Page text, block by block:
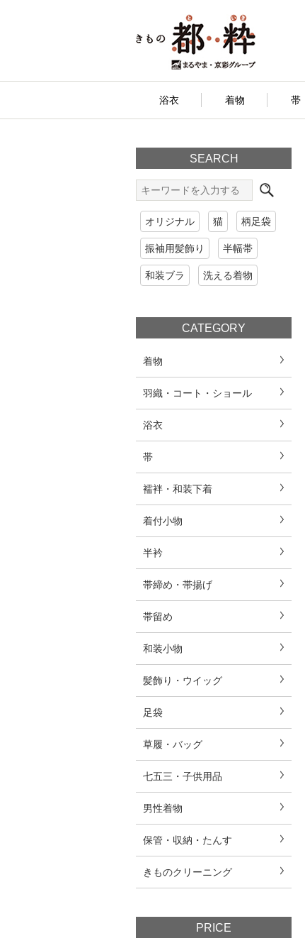
浴衣 着物 帯
SEARCH
オリジナル 猫 柄足袋
振袖用髪飾り 半幅帯
和装ブラ 洗える着物
CATEGORY
着物
羽織・コート・ショール
浴衣
帯
襦袢・和装下着
着付小物
半衿
帯締め・帯揚げ
帯留め
和装小物
髪飾り・ウイッグ
足袋
草履・バッグ
七五三・子供用品
男性着物
保管・収納・たんす
きものクリーニング
PRICE